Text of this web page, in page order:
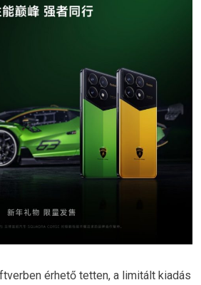
érhető tetten, a limitált kiadás